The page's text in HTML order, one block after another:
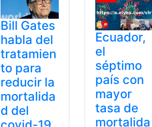
Bill Gates
habla del
tratamien
to para
reducir la
mortalida
d del
Ecuador,
el
séptimo
país con
mayor
tasa de
mortalida